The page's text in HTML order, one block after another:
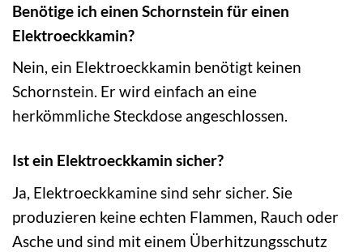
Benötige ich einen Schornstein für einen
Elektroeckkamin?
Nein, ein Elektroeckkamin benötigt keinen
Schornstein. Er wird einfach an eine
herkömmliche Steckdose angeschlossen.
Ist ein Elektroeckkamin sicher?
Ja, Elektroeckkamine sind sehr sicher. Sie
produzieren keine echten Flammen, Rauch oder
Asche und sind mit einem Überhitzungsschutz